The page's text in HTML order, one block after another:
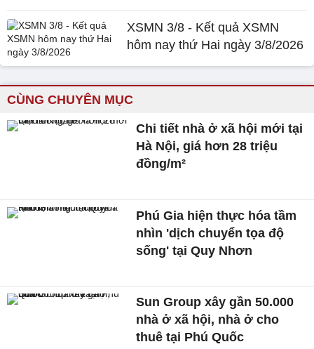
XSMN 3/8 - Kết quả XSMN
hôm nay thứ Hai ngày 3/8/2026
CÙNG CHUYÊN MỤC
Chi tiết nhà ở xã hội mới tại
Hà Nội, giá hơn 28 triệu
đồng/m²
Phú Gia hiện thực hóa tầm
nhìn 'dịch chuyển tọa độ
sống' tại Quy Nhơn
Sun Group xây gần 50.000
nhà ở xã hội, nhà ở cho
thuê tại Phú Quốc